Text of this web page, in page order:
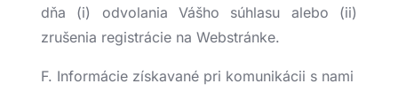
dňa (i) odvolania Vášho súhlasu alebo (ii)
zrušenia registrácie na Webstránke.
F. Informácie získavané pri komunikácii s nami